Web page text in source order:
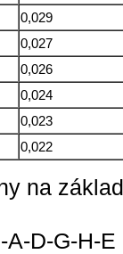
0,029
0,027
0,026
0,024
0,023
0,022
na
D-G-H-E